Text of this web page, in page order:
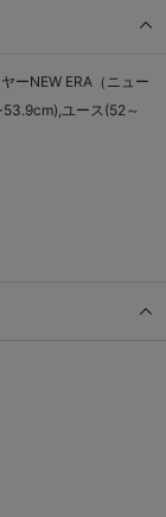
ーNEW ERA（ニュー
ユース(52～